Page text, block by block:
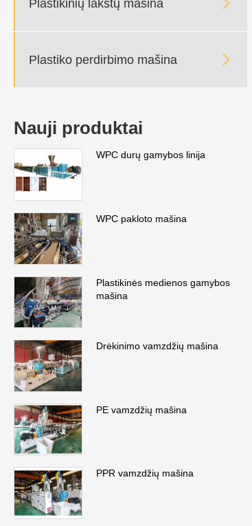
Plastikinių lakštų mašina 
Plastiko perdirbimo mašina 
Nauji produktai
WPC durų gamybos linija
WPC pakloto mašina
Plastikinės medienos gamybos
mašina
Drėkinimo vamzdžių mašina
PE vamzdžių mašina
PPR vamzdžių mašina